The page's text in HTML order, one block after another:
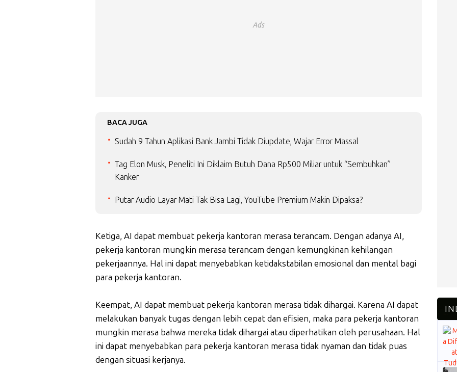
Ads
BACA JUGA
Sudah 9 Tahun Aplikasi Bank Jambi Tidak Diupdate, Wajar Error Massal
Tag Elon Musk, Peneliti Ini Diklaim Butuh Dana Rp500 Miliar untuk “Sembuhkan”
Kanker
Putar Audio Layar Mati Tak Bisa Lagi, YouTube Premium Makin Dipaksa?
Ketiga, AI dapat membuat pekerja kantoran merasa terancam. Dengan adanya AI,
pekerja kantoran mungkin merasa terancam dengan kemungkinan kehilangan
pekerjaannya. Hal ini dapat menyebabkan ketidakstabilan emosional dan mental bagi
para pekerja kantoran.
Keempat, AI dapat membuat pekerja kantoran merasa tidak dihargai. Karena AI dapat
melakukan banyak tugas dengan lebih cepat dan efisien, maka para pekerja kantoran
mungkin merasa bahwa mereka tidak dihargai atau diperhatikan oleh perusahaan. Hal
ini dapat menyebabkan para pekerja kantoran merasa tidak nyaman dan tidak puas
dengan situasi kerjanya.